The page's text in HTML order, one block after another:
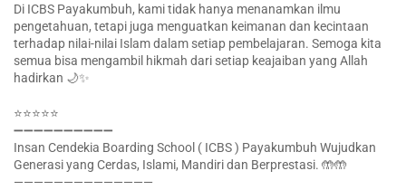
Di ICBS Payakumbuh, kami tidak hanya menanamkan ilmu
pengetahuan, tetapi juga menguatkan keimanan dan kecintaan
terhadap nilai-nilai Islam dalam setiap pembelajaran. Semoga kita
semua bisa mengambil hikmah dari setiap keajaiban yang Allah
hadirkan 🌙✨
⭐⭐⭐⭐⭐
➖➖➖➖➖➖➖➖➖➖
Insan Cendekia Boarding School ( ICBS ) Payakumbuh Wujudkan
Generasi yang Cerdas, Islami, Mandiri dan Berprestasi. 🤲🤲
——————————————